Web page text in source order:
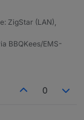
ZigStar (LAN),
BBQKees/EMS-
0